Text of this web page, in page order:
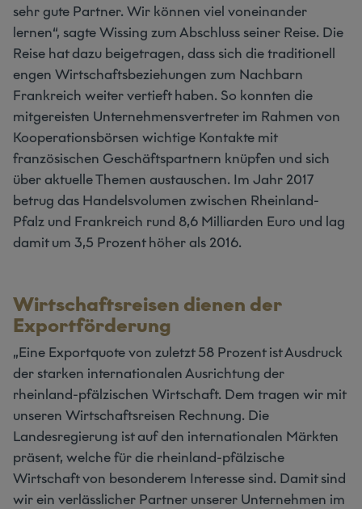
sehr gute Partner. Wir können viel voneinander
lernen“, sagte Wissing zum Abschluss seiner Reise. Die
Reise hat dazu beigetragen, dass sich die traditionell
engen Wirtschaftsbeziehungen zum Nachbarn
Frankreich weiter vertieft haben. So konnten die
mitgereisten Unternehmensvertreter im Rahmen von
Kooperationsbörsen wichtige Kontakte mit
französischen Geschäftspartnern knüpfen und sich
über aktuelle Themen austauschen. Im Jahr 2017
betrug das Handelsvolumen zwischen Rheinland-
Pfalz und Frankreich rund 8,6 Milliarden Euro und lag
damit um 3,5 Prozent höher als 2016.
Wirtschaftsreisen dienen der
Exportförderung
„Eine Exportquote von zuletzt 58 Prozent ist Ausdruck
der starken internationalen Ausrichtung der
rheinland-pfälzischen Wirtschaft. Dem tragen wir mit
unseren Wirtschaftsreisen Rechnung. Die
Landesregierung ist auf den internationalen Märkten
präsent, welche für die rheinland-pfälzische
Wirtschaft von besonderem Interesse sind. Damit sind
wir ein verlässlicher Partner unserer Unternehmen im